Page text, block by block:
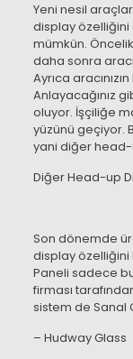
Yeni nesil
display özelliğini
mümkün.
daha sonra
Ayrıca
Anlayacağınız
oluyor. İşçiliğe
yüzünü geçiyor.
yani diğer
Diğer Head-up
Son dönemde
display özelliğini
Paneli sadece
firması
sistem de Sanal
– Hudway Glass